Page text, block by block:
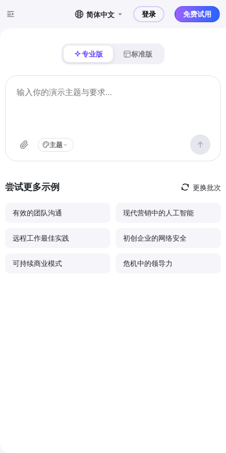
简体中文 登录 免费试用
专业版 标准版
主题
尝试更多示例 更换批次
有效的团队沟通 现代营销中的人工智能
远程工作最佳实践 初创企业的网络安全
可持续商业模式 危机中的领导力